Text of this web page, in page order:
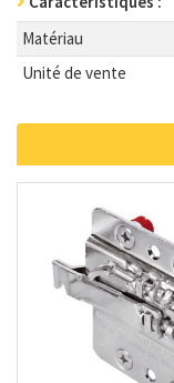
Matériau
Unité de vente